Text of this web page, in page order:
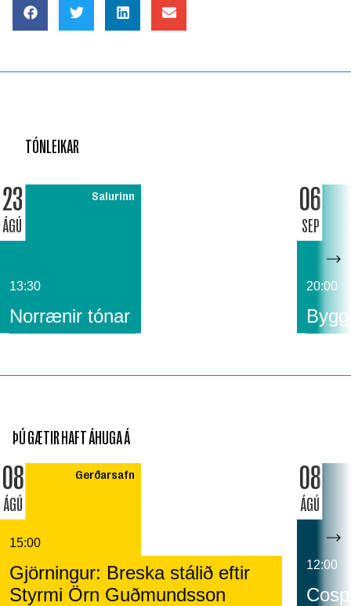
TÓNLEIKAR
23
ÁGÚ
Salurinn
13:30
Norrænir tónar
06
SEP
20:00
ÞÚ GÆTIR HAFT ÁHUGA Á
08
ÁGÚ
Gerðarsafn
15:00
Gjörningur: Breska stálið eftir
Styrmi Örn Guðmundsson
08
ÁGÚ
12:00